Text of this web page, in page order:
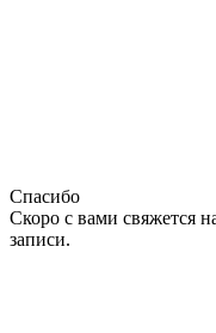
Спасибо
Скоро с вами свяжется
записи.